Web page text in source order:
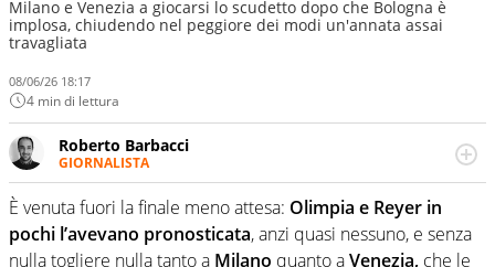
Milano e Venezia a giocarsi lo scudetto dopo che Bologna è
implosa, chiudendo nel peggiore dei modi un'annata assai
travagliata
08/06/26 18:17
4 min di lettura
Roberto Barbacci
GIORNALISTA
Giornalista (pubblicista) sportivo a tutto campo, è il
tuttologo di Virgilio Sport. Provate a chiedergli di boxe, di
scherma, di volley o di curling: ve ne farà innamorare
È venuta fuori la finale meno attesa: Olimpia e Reyer in
pochi l’avevano pronosticata, anzi quasi nessuno, e senza
nulla togliere nulla tanto a Milano quanto aVenezia, che le